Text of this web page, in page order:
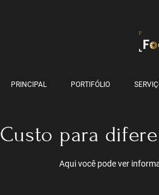
PRINCIPAL PORTIFÓLIO
Custo para
Aqui você pode ver